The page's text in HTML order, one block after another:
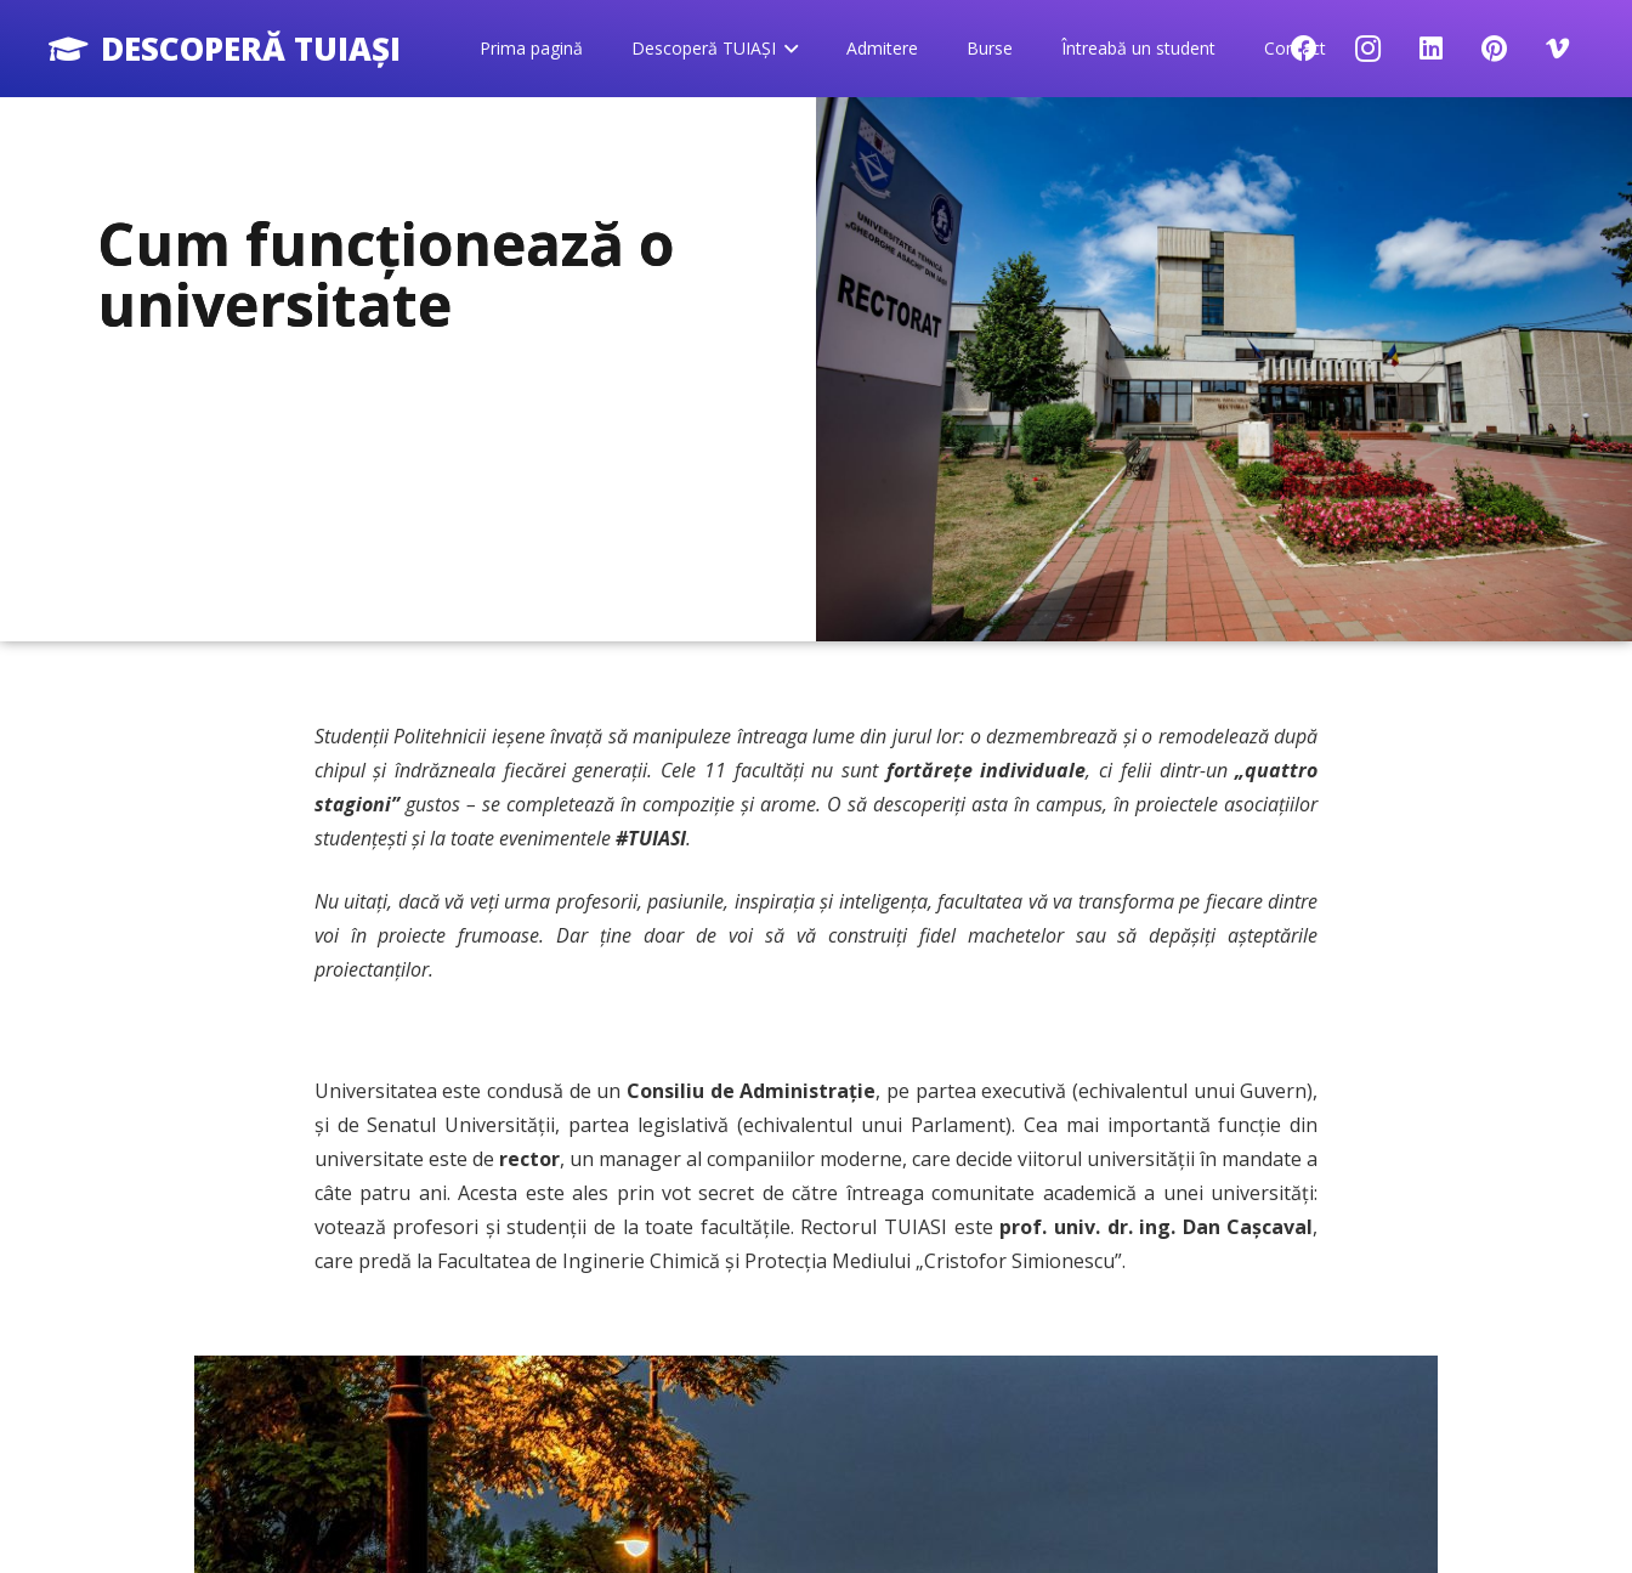
DESCOPERĂ TUIAȘI Prima pagină Descoperă TUIAȘI Admitere Burse Întreabă un student Contact
Cum funcționează o
universitate
Studenții Politehnicii ieșene învață să manipuleze întreaga lume din jurul lor: o dezmembrează și o remodelează după
chipul și îndrăzneala fiecărei generații. Cele 11 facultăți nu sunt fortărețe individuale, ci felii dintr-un„quattro
stagioni”gustos – se completează în compoziție și arome. O să descoperiți asta în campus, în proiectele asociațiilor
studențești și la toate evenimentele#TUIASI.
Nu uitați, dacă vă veți urma profesorii, pasiunile, inspirația și inteligența, facultatea vă va transforma pe fiecare dintre
voi în proiecte frumoase. Dar ține doar de voi să vă construiți fidel machetelor sau să depășiți așteptările
proiectanților.
Universitatea este condusă de un Consiliu de Administrație, pe partea executivă (echivalentul unui Guvern),
și de Senatul Universității, partea legislativă (echivalentul unui Parlament). Cea mai importantă funcție din
universitate este de rector, un manager al companiilor moderne, care decide viitorul universității în mandate a
câte patru ani. Acesta este ales prin vot secret de către întreaga comunitate academică a unei universități:
votează profesori și studenții de la toate facultățile. Rectorul TUIASI este prof. univ. dr. ing. Dan Cașcaval,
care predă la Facultatea de Inginerie Chimică și Protecția Mediului „Cristofor Simionescu”.